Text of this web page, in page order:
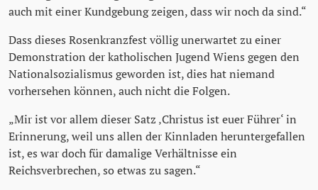
auch mit einer Kundgebung zeigen, dass wir noch da sind.“
Dass dieses Rosenkranzfest völlig unerwartet zu einer
Demonstration der katholischen Jugend Wiens gegen den
Nationalsozialismus geworden ist, dies hat niemand
vorhersehen können, auch nicht die Folgen.
„Mir ist vor allem dieser Satz ‚Christus ist euer Führer‘ in
Erinnerung, weil uns allen der Kinnladen heruntergefallen
ist, es war doch für damalige Verhältnisse ein
Reichsverbrechen, so etwas zu sagen.“